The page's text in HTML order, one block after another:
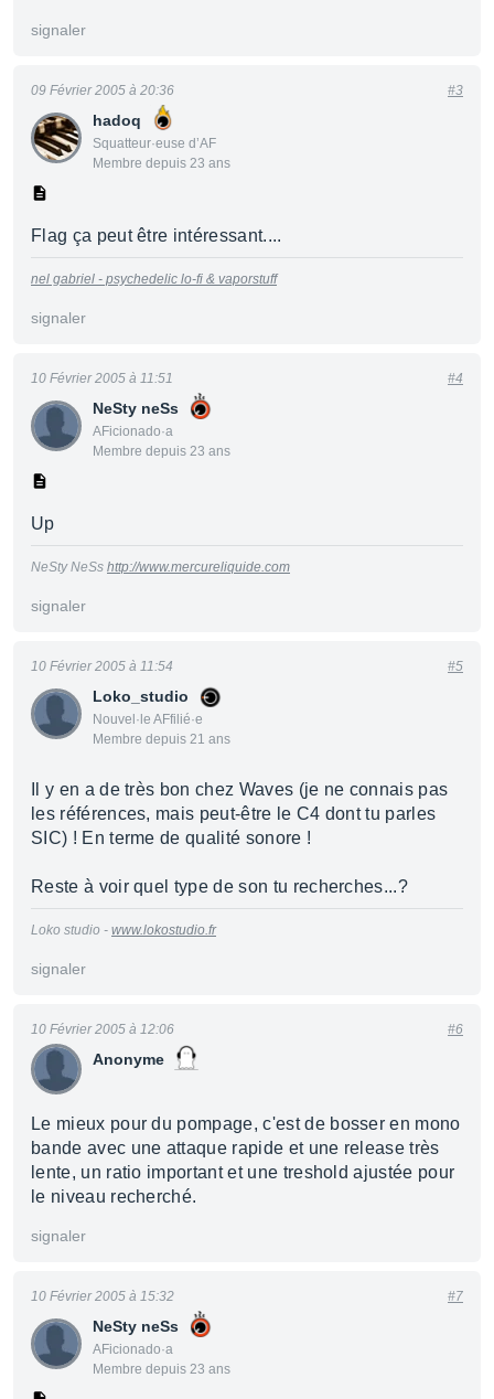
signaler
hadoq
Squatteur·euse d’AF
Membre depuis 23 ans
09 Février 2005 à 20:36 #3
Flag ça peut être intéressant....
nel gabriel - psychedelic lo-fi & vaporstuff
signaler
NeSty neSs
AFicionado·a
Membre depuis 23 ans
10 Février 2005 à 11:51 #4
Up
NeSty NeSs http://www.mercureliquide.com
signaler
Loko_studio
Nouvel·le AFfilié·e
Membre depuis 21 ans
10 Février 2005 à 11:54 #5
Il y en a de très bon chez Waves (je ne connais pas
les références, mais peut-être le C4 dont tu parles
SIC) ! En terme de qualité sonore !
Reste à voir quel type de son tu recherches...?
Loko studio - www.lokostudio.fr
signaler
Anonyme
10 Février 2005 à 12:06 #6
Le mieux pour du pompage, c'est de bosser en mono
bande avec une attaque rapide et une release très
lente, un ratio important et une treshold ajustée pour
le niveau recherché.
signaler
NeSty neSs
AFicionado·a
Membre depuis 23 ans
10 Février 2005 à 15:32 #7